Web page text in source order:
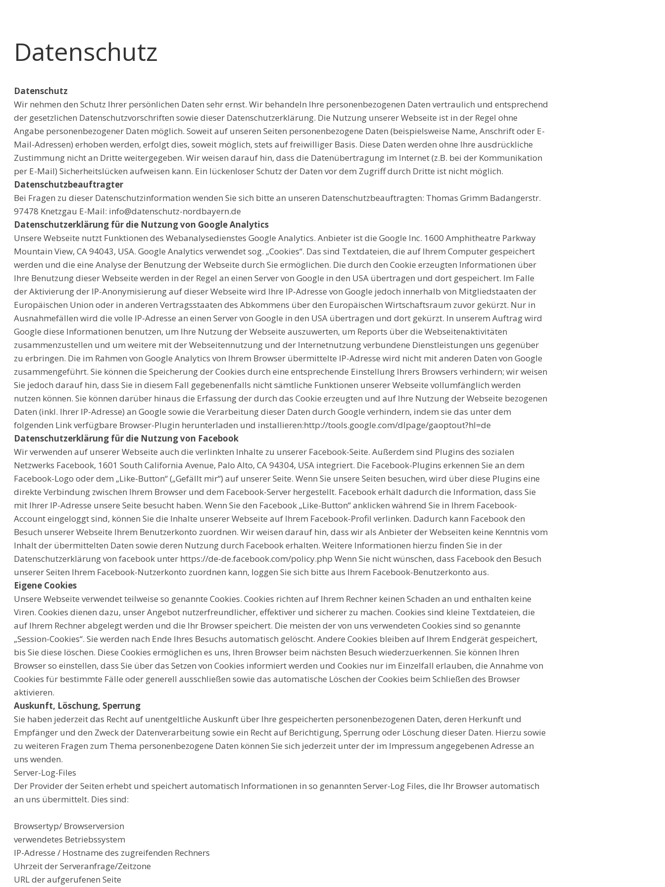
Datenschutz
Datenschutz
Wir nehmen den Schutz Ihrer persönlichen Daten sehr ernst. Wir behandeln Ihre personenbezogenen Daten vertraulich und entsprechend
der gesetzlichen Datenschutzvorschriften sowie dieser Datenschutzerklärung. Die Nutzung unserer Webseite ist in der Regel ohne
Angabe personenbezogener Daten möglich. Soweit auf unseren Seiten personenbezogene Daten (beispielsweise Name, Anschrift oder E-
Mail-Adressen) erhoben werden, erfolgt dies, soweit möglich, stets auf freiwilliger Basis. Diese Daten werden ohne Ihre ausdrückliche
Zustimmung nicht an Dritte weitergegeben. Wir weisen darauf hin, dass die Datenübertragung im Internet (z.B. bei der Kommunikation
per E-Mail) Sicherheitslücken aufweisen kann. Ein lückenloser Schutz der Daten vor dem Zugriff durch Dritte ist nicht möglich.
Datenschutzbeauftragter
Bei Fragen zu dieser Datenschutzinformation wenden Sie sich bitte an unseren Datenschutzbeauftragten: Thomas Grimm Badangerstr.
97478 Knetzgau E-Mail: info@datenschutz-nordbayern.de
Datenschutzerklärung für die Nutzung von Google Analytics
Unsere Webseite nutzt Funktionen des Webanalysedienstes Google Analytics. Anbieter ist die Google Inc. 1600 Amphitheatre Parkway
Mountain View, CA 94043, USA. Google Analytics verwendet sog. „Cookies“. Das sind Textdateien, die auf Ihrem Computer gespeichert
werden und die eine Analyse der Benutzung der Webseite durch Sie ermöglichen. Die durch den Cookie erzeugten Informationen über
Ihre Benutzung dieser Webseite werden in der Regel an einen Server von Google in den USA übertragen und dort gespeichert. Im Falle
der Aktivierung der IP-Anonymisierung auf dieser Webseite wird Ihre IP-Adresse von Google jedoch innerhalb von Mitgliedstaaten der
Europäischen Union oder in anderen Vertragsstaaten des Abkommens über den Europäischen Wirtschaftsraum zuvor gekürzt. Nur in
Ausnahmefällen wird die volle IP-Adresse an einen Server von Google in den USA übertragen und dort gekürzt. In unserem Auftrag wird
Google diese Informationen benutzen, um Ihre Nutzung der Webseite auszuwerten, um Reports über die Webseitenaktivitäten
zusammenzustellen und um weitere mit der Webseitennutzung und der Internetnutzung verbundene Dienstleistungen uns gegenüber
zu erbringen. Die im Rahmen von Google Analytics von Ihrem Browser übermittelte IP-Adresse wird nicht mit anderen Daten von Google
zusammengeführt. Sie können die Speicherung der Cookies durch eine entsprechende Einstellung Ihrers Browsers verhindern; wir weisen
Sie jedoch darauf hin, dass Sie in diesem Fall gegebenenfalls nicht sämtliche Funktionen unserer Webseite vollumfänglich werden
nutzen können. Sie können darüber hinaus die Erfassung der durch das Cookie erzeugten und auf Ihre Nutzung der Webseite bezogenen
Daten (inkl. Ihrer IP-Adresse) an Google sowie die Verarbeitung dieser Daten durch Google verhindern, indem sie das unter dem
folgenden Link verfügbare Browser-Plugin herunterladen und installieren:http://tools.google.com/dlpage/gaoptout?hl=de
Datenschutzerklärung für die Nutzung von Facebook
Wir verwenden auf unserer Webseite auch die verlinkten Inhalte zu unserer Facebook-Seite. Außerdem sind Plugins des sozialen
Netzwerks Facebook, 1601 South California Avenue, Palo Alto, CA 94304, USA integriert. Die Facebook-Plugins erkennen Sie an dem
Facebook-Logo oder dem „Like-Button“ („Gefällt mir“) auf unserer Seite. Wenn Sie unsere Seiten besuchen, wird über diese Plugins eine
direkte Verbindung zwischen Ihrem Browser und dem Facebook-Server hergestellt. Facebook erhält dadurch die Information, dass Sie
mit Ihrer IP-Adresse unsere Seite besucht haben. Wenn Sie den Facebook „Like-Button“ anklicken während Sie in Ihrem Facebook-
Account eingeloggt sind, können Sie die Inhalte unserer Webseite auf Ihrem Facebook-Profil verlinken. Dadurch kann Facebook den
Besuch unserer Webseite Ihrem Benutzerkonto zuordnen. Wir weisen darauf hin, dass wir als Anbieter der Webseiten keine Kenntnis vom
Inhalt der übermittelten Daten sowie deren Nutzung durch Facebook erhalten. Weitere Informationen hierzu finden Sie in der
Datenschutzerklärung von facebook unter https://de-de.facebook.com/policy.php Wenn Sie nicht wünschen, dass Facebook den Besuch
unserer Seiten Ihrem Facebook-Nutzerkonto zuordnen kann, loggen Sie sich bitte aus Ihrem Facebook-Benutzerkonto aus.
Eigene Cookies
Unsere Webseite verwendet teilweise so genannte Cookies. Cookies richten auf Ihrem Rechner keinen Schaden an und enthalten keine
Viren. Cookies dienen dazu, unser Angebot nutzerfreundlicher, effektiver und sicherer zu machen. Cookies sind kleine Textdateien, die
auf Ihrem Rechner abgelegt werden und die Ihr Browser speichert. Die meisten der von uns verwendeten Cookies sind so genannte
„Session-Cookies“. Sie werden nach Ende Ihres Besuchs automatisch gelöscht. Andere Cookies bleiben auf Ihrem Endgerät gespeichert,
bis Sie diese löschen. Diese Cookies ermöglichen es uns, Ihren Browser beim nächsten Besuch wiederzuerkennen. Sie können Ihren
Browser so einstellen, dass Sie über das Setzen von Cookies informiert werden und Cookies nur im Einzelfall erlauben, die Annahme von
Cookies für bestimmte Fälle oder generell ausschließen sowie das automatische Löschen der Cookies beim Schließen des Browser
aktivieren.
Auskunft, Löschung, Sperrung
Sie haben jederzeit das Recht auf unentgeltliche Auskunft über Ihre gespeicherten personenbezogenen Daten, deren Herkunft und
Empfänger und den Zweck der Datenverarbeitung sowie ein Recht auf Berichtigung, Sperrung oder Löschung dieser Daten. Hierzu sowie
zu weiteren Fragen zum Thema personenbezogene Daten können Sie sich jederzeit unter der im Impressum angegebenen Adresse an
uns wenden.
Server-Log-Files
Der Provider der Seiten erhebt und speichert automatisch Informationen in so genannten Server-Log Files, die Ihr Browser automatisch
an uns übermittelt. Dies sind:
Browsertyp/ Browserversion
verwendetes Betriebssystem
IP-Adresse / Hostname des zugreifenden Rechners
Uhrzeit der Serveranfrage/Zeitzone
URL der aufgerufenen Seite